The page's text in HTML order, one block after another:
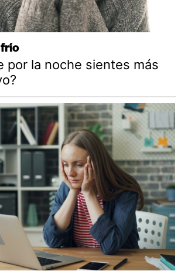
frío
por la noche sientes más